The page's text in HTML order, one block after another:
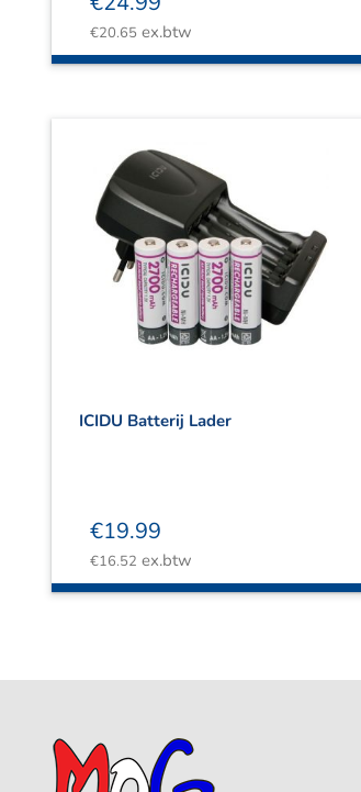
€20.65 ex.btw
ICIDU Batterij Lader
€19.99
€16.52 ex.btw